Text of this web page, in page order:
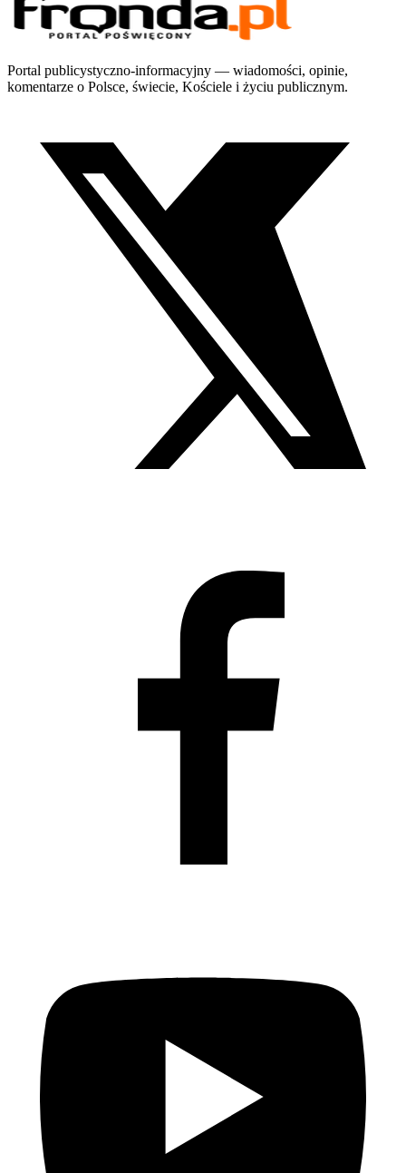
Portal publicystyczno-informacyjny — wiadomości, opinie,
komentarze o Polsce, świecie, Kościele i życiu publicznym.